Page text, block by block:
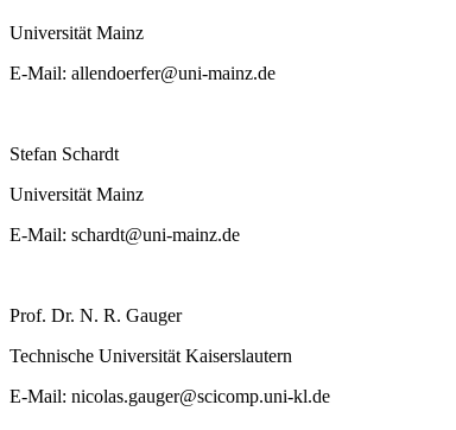
Universität Mainz
E-Mail: allendoerfer@uni-mainz.de
Stefan Schardt
Universität Mainz
E-Mail: schardt@uni-mainz.de
Prof. Dr. N. R. Gauger
Technische Universität Kaiserslautern
E-Mail: nicolas.gauger@scicomp.uni-kl.de